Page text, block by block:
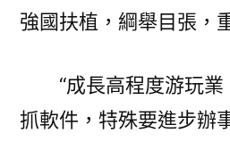
強國扶植，綱舉目張，
“成長高程度游玩
抓軟件，特殊要進步辦